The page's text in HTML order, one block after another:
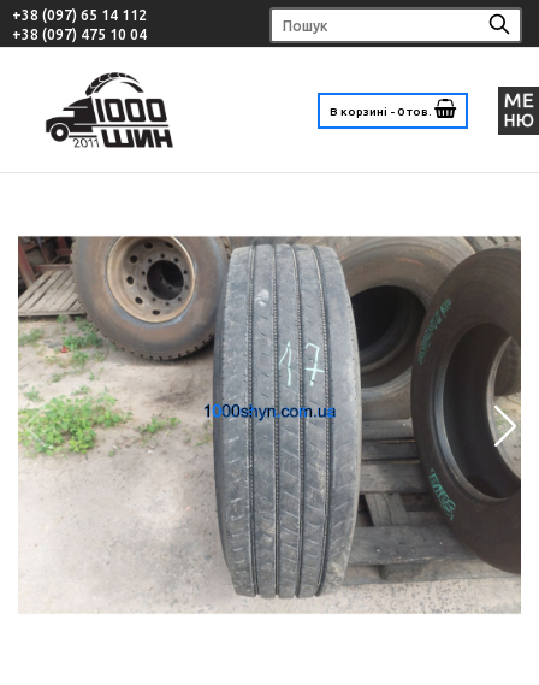
+38 (097) 65 14 112
+38 (097) 475 10 04
В корзині - 0 тов.